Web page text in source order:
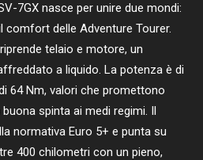
7GX nasce per unire due mondi:
comfort delle Adventure Tourer.
telaio e motore, un
a liquido. La potenza è di
64 Nm, valori che promettono
spinta ai medi regimi. Il
normativa Euro 5+ e punta su
400 chilometri con un pieno,